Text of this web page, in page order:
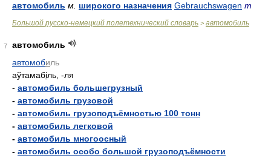
автомобиль м. широкого назначения Gebrauchswagen m
Большой русско-немецкий полетехнический словарь > автомобиль
7
автомобиль
автомобиль
аўтамабіль, -ля
- автомобиль большегрузный
- автомобиль грузовой
- автомобиль грузоподъёмностью 100 тонн
- автомобиль легковой
- автомобиль многоосный
- автомобиль особо большой грузоподъёмности